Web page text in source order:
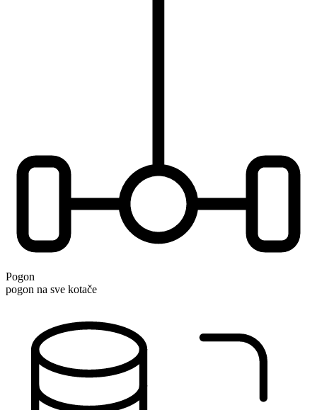
Pogon
pogon na sve kotače